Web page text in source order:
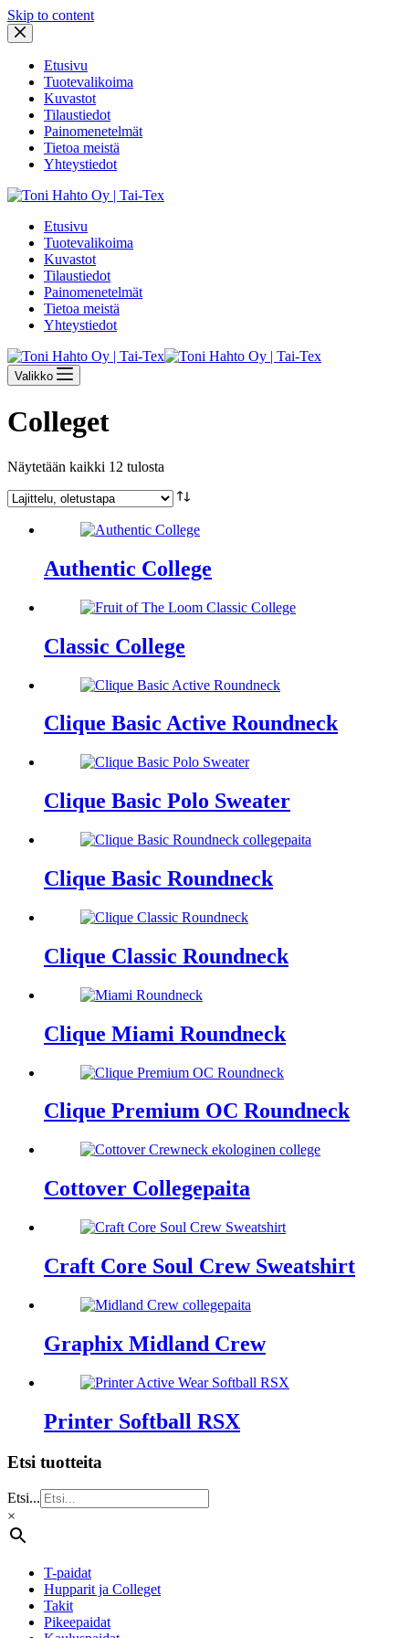
Skip to content
Etusivu
Tuotevalikoima
Kuvastot
Tilaustiedot
Painomenetelmät
Tietoa meistä
Yhteystiedot
Etusivu
Tuotevalikoima
Kuvastot
Tilaustiedot
Painomenetelmät
Tietoa meistä
Yhteystiedot
Valikko
Colleget
Näytetään kaikki 12 tulosta
Authentic College
Classic College
Clique Basic Active Roundneck
Clique Basic Polo Sweater
Clique Basic Roundneck
Clique Classic Roundneck
Clique Miami Roundneck
Clique Premium OC Roundneck
Cottover Collegepaita
Craft Core Soul Crew Sweatshirt
Graphix Midland Crew
Printer Softball RSX
Etsi tuotteita
Etsi...
×
T-paidat
Hupparit ja Colleget
Takit
Pikeepaidat